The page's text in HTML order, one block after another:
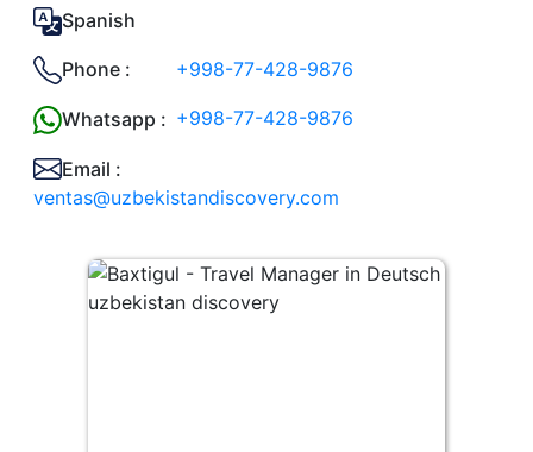
Spanish
Phone : +998-77-428-9876
Whatsapp : +998-77-428-9876
Email :
ventas@uzbekistandiscovery.com